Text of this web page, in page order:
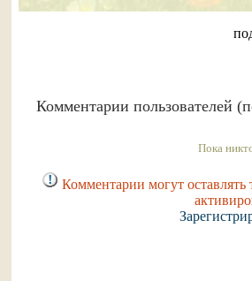
Комментарии пользователей
Пока
Комментарии могут оставлять